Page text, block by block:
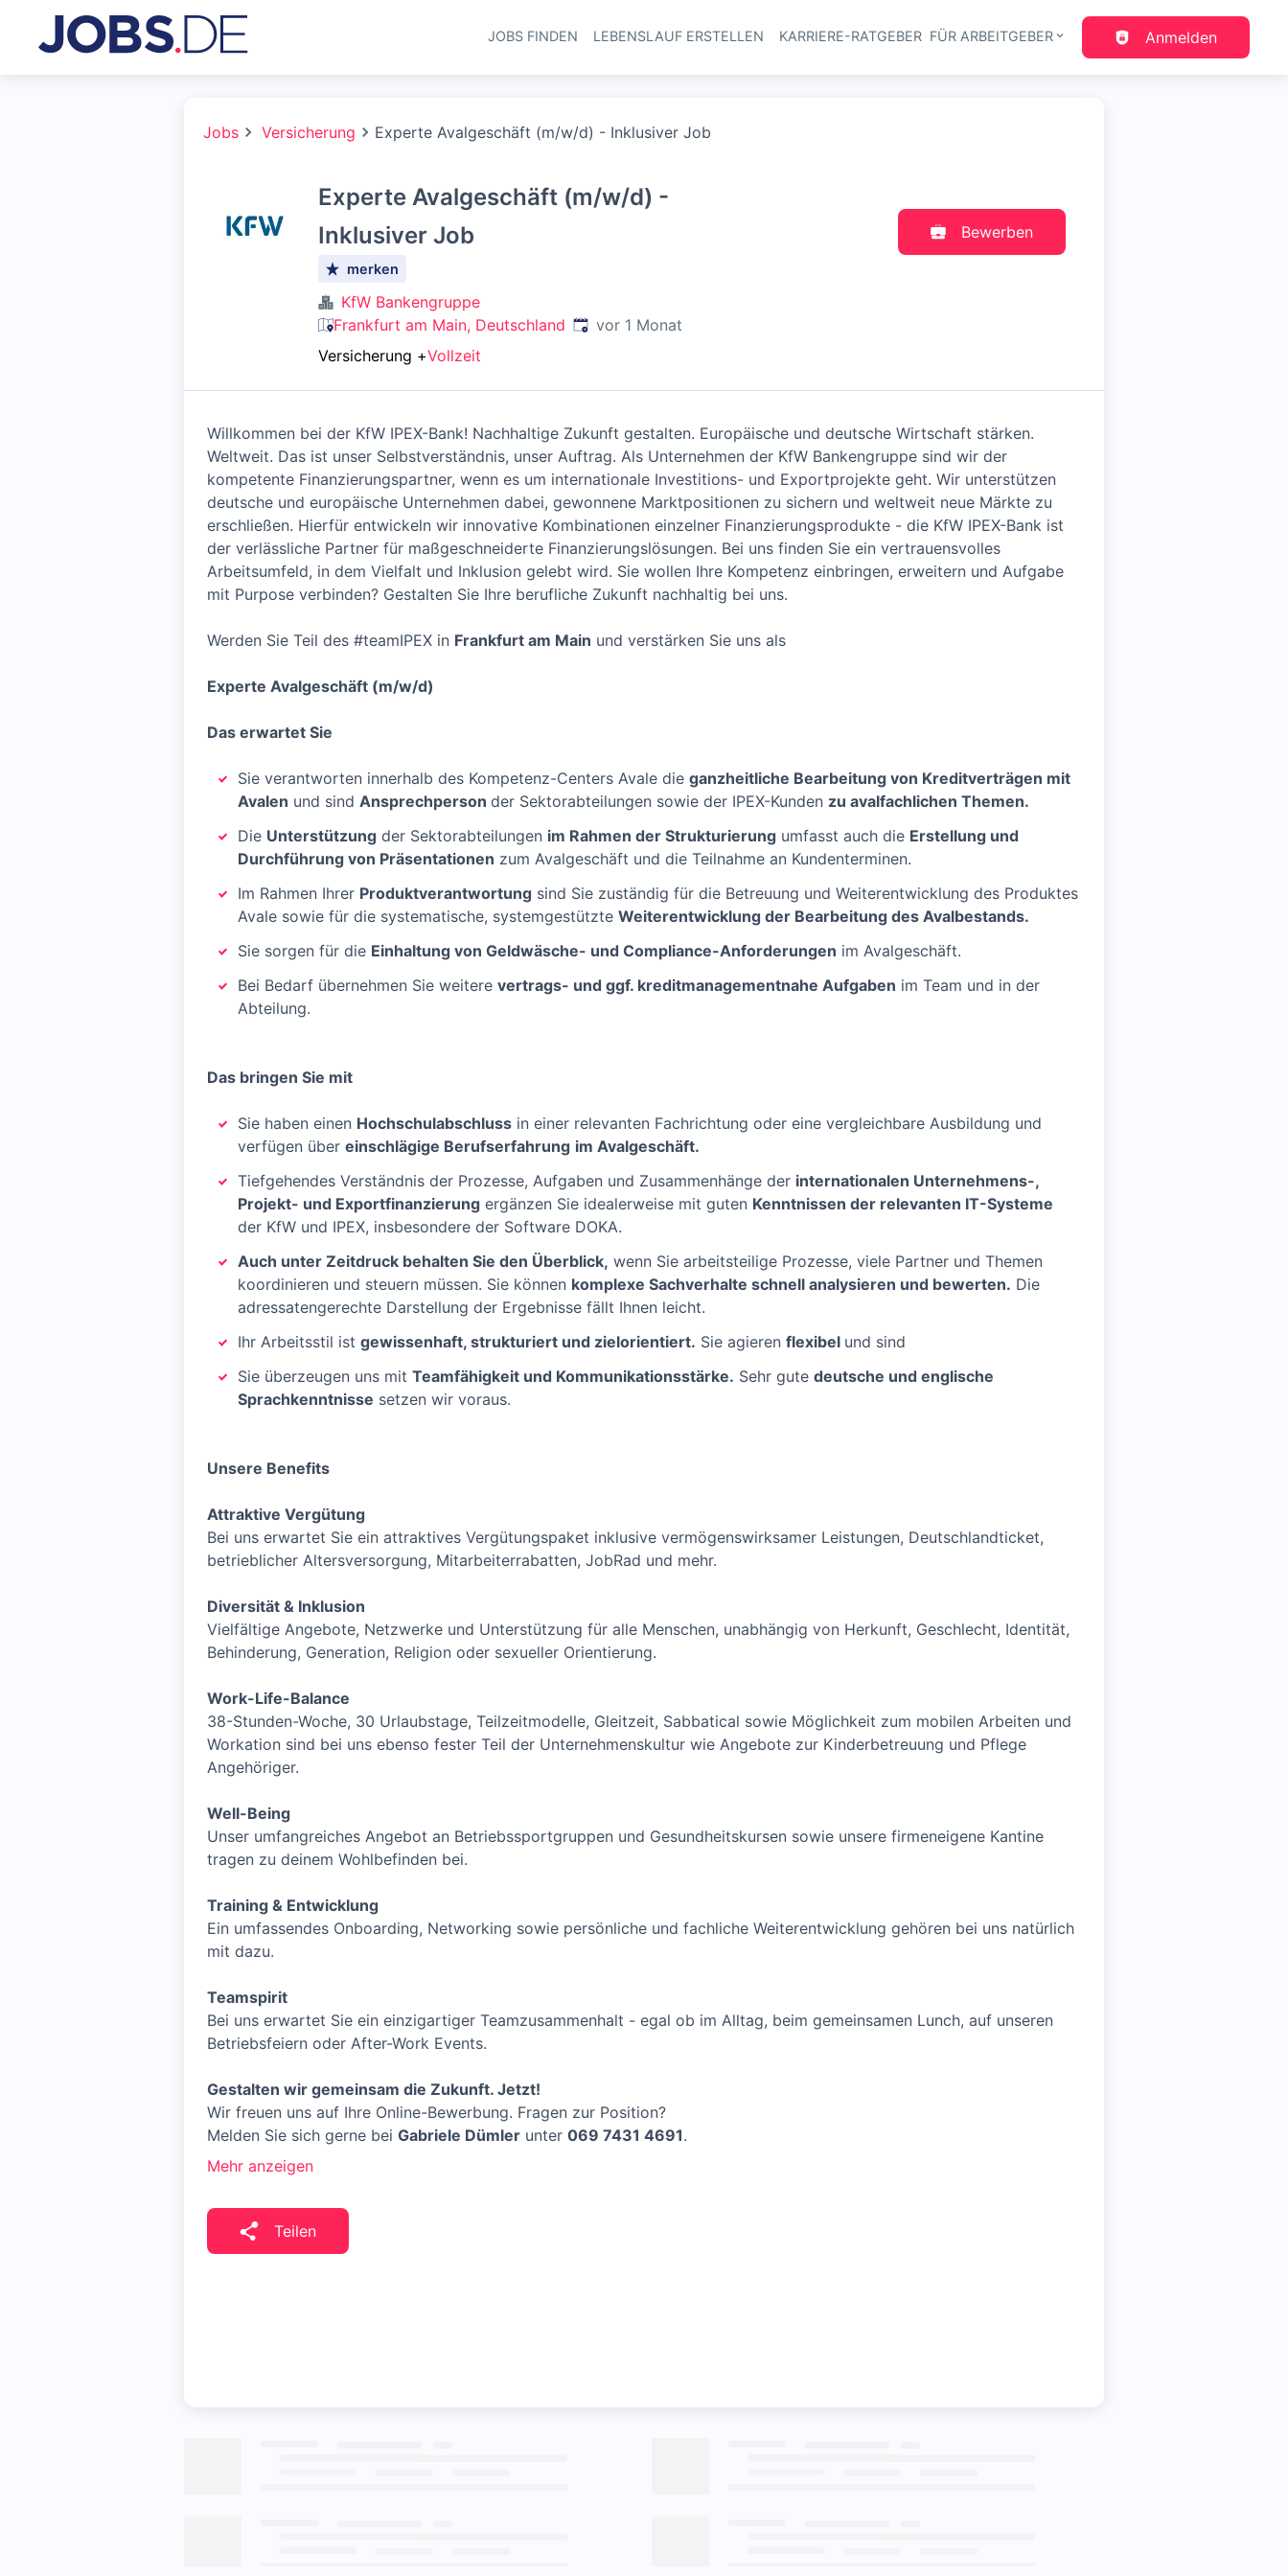
Haupt-Navigation
JOBS FINDEN LEBENSLAUF ERSTELLEN KARRIERE-RATGEBER FÜR ARBEITGEBER Anmelden
Jobs Versicherung Experte Avalgeschäft (m/w/d) - Inklusiver Job
Experte Avalgeschäft (m/w/d) -
Inklusiver Job
merken
KfW Bankengruppe
Frankfurt am Main, Deutschland Veröffentlicht:
vor 1 Monat
Versicherung +Vollzeit
Bewerben
Willkommen bei der KfW IPEX-Bank! Nachhaltige Zukunft gestalten. Europäische und deutsche Wirtschaft stärken.
Weltweit. Das ist unser Selbstverständnis, unser Auftrag. Als Unternehmen der KfW Bankengruppe sind wir der
kompetente Finanzierungspartner, wenn es um internationale Investitions- und Exportprojekte geht. Wir unterstützen
deutsche und europäische Unternehmen dabei, gewonnene Marktpositionen zu sichern und weltweit neue Märkte zu
erschließen. Hierfür entwickeln wir innovative Kombinationen einzelner Finanzierungsprodukte - die KfW IPEX-Bank ist
der verlässliche Partner für maßgeschneiderte Finanzierungslösungen. Bei uns finden Sie ein vertrauensvolles
Arbeitsumfeld, in dem Vielfalt und Inklusion gelebt wird. Sie wollen Ihre Kompetenz einbringen, erweitern und Aufgabe
mit Purpose verbinden? Gestalten Sie Ihre berufliche Zukunft nachhaltig bei uns.
Werden Sie Teil des #teamIPEX in Frankfurt am Main und verstärken Sie uns als
Experte Avalgeschäft (m/w/d)
Das erwartet Sie
Sie verantworten innerhalb des Kompetenz-Centers Avale die ganzheitliche Bearbeitung von Kreditverträgen mit
Avalen und sind Ansprechperson der Sektorabteilungen sowie der IPEX-Kunden zu avalfachlichen Themen.
Die Unterstützung der Sektorabteilungen im Rahmen der Strukturierung umfasst auch die Erstellung und
Durchführung von Präsentationen zum Avalgeschäft und die Teilnahme an Kundenterminen.
Im Rahmen Ihrer Produktverantwortung sind Sie zuständig für die Betreuung und Weiterentwicklung des Produktes
Avale sowie für die systematische, systemgestützte Weiterentwicklung der Bearbeitung des Avalbestands.
Sie sorgen für die Einhaltung von Geldwäsche- und Compliance-Anforderungen im Avalgeschäft.
Bei Bedarf übernehmen Sie weitere vertrags- und ggf. kreditmanagementnahe Aufgaben im Team und in der
Abteilung.
Das bringen Sie mit
Sie haben einen Hochschulabschluss in einer relevanten Fachrichtung oder eine vergleichbare Ausbildung und
verfügen über einschlägige Berufserfahrung im Avalgeschäft.
Tiefgehendes Verständnis der Prozesse, Aufgaben und Zusammenhänge der internationalen Unternehmens-,
Projekt- und Exportfinanzierung ergänzen Sie idealerweise mit guten Kenntnissen der relevanten IT-Systeme
der KfW und IPEX, insbesondere der Software DOKA.
Auch unter Zeitdruck behalten Sie den Überblick, wenn Sie arbeitsteilige Prozesse, viele Partner und Themen
koordinieren und steuern müssen. Sie können komplexe Sachverhalte schnell analysieren und bewerten. Die
adressatengerechte Darstellung der Ergebnisse fällt Ihnen leicht.
Ihr Arbeitsstil ist gewissenhaft, strukturiert und zielorientiert. Sie agieren flexibel und sind
Sie überzeugen uns mit Teamfähigkeit und Kommunikationsstärke. Sehr gute deutsche und englische
Sprachkenntnisse setzen wir voraus.
Unsere Benefits
Attraktive Vergütung
Bei uns erwartet Sie ein attraktives Vergütungspaket inklusive vermögenswirksamer Leistungen, Deutschlandticket,
betrieblicher Altersversorgung, Mitarbeiterrabatten, JobRad und mehr.
Diversität & Inklusion
Vielfältige Angebote, Netzwerke und Unterstützung für alle Menschen, unabhängig von Herkunft, Geschlecht, Identität,
Behinderung, Generation, Religion oder sexueller Orientierung.
Work-Life-Balance
38-Stunden-Woche, 30 Urlaubstage, Teilzeitmodelle, Gleitzeit, Sabbatical sowie Möglichkeit zum mobilen Arbeiten und
Workation sind bei uns ebenso fester Teil der Unternehmenskultur wie Angebote zur Kinderbetreuung und Pflege
Angehöriger.
Well-Being
Unser umfangreiches Angebot an Betriebssportgruppen und Gesundheitskursen sowie unsere firmeneigene Kantine
tragen zu deinem Wohlbefinden bei.
Training & Entwicklung
Ein umfassendes Onboarding, Networking sowie persönliche und fachliche Weiterentwicklung gehören bei uns natürlich
mit dazu.
Teamspirit
Bei uns erwartet Sie ein einzigartiger Teamzusammenhalt - egal ob im Alltag, beim gemeinsamen Lunch, auf unseren
Betriebsfeiern oder After-Work Events.
Gestalten wir gemeinsam die Zukunft. Jetzt!
Wir freuen uns auf Ihre Online-Bewerbung. Fragen zur Position?
Melden Sie sich gerne bei Gabriele Dümler unter 069 7431 4691.
Mehr anzeigen
Teilen